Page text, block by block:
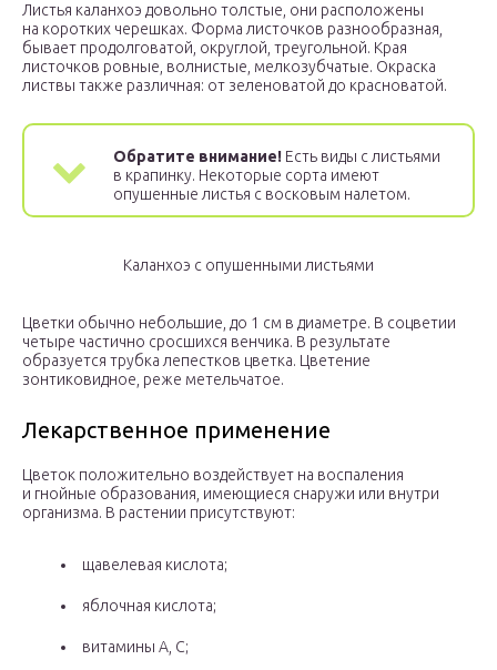
Листья каланхоэ довольно толстые, они расположены
на коротких черешках. Форма листочков разнообразная,
бывает продолговатой, округлой, треугольной. Края
листочков ровные, волнистые, мелкозубчатые. Окраска
листвы также различная: от зеленоватой до красноватой.
Обратите внимание! Есть виды с листьями
в крапинку. Некоторые сорта имеют
опушенные листья с восковым налетом.
Каланхоэ с опушенными листьями
Цветки обычно небольшие, до 1 см в диаметре. В соцветии
четыре частично сросшихся венчика. В результате
образуется трубка лепестков цветка. Цветение
зонтиковидное, реже метельчатое.
Лекарственное применение
Цветок положительно воздействует на воспаления
и гнойные образования, имеющиеся снаружи или внутри
организма. В растении присутствуют:
щавелевая кислота;
яблочная кислота;
витамины А, С;